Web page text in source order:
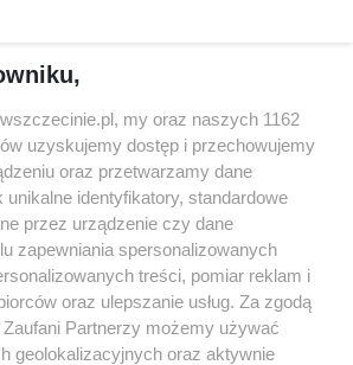
Specjalny koncert z okazji
20. urodzin portalu
wSzczecinie.pl
Regulamin konkursów
śniadaniówka "Hej
Szczecin! Jest piątek!"
my oraz naszych 1162
uzyskujemy dostęp i przechowujemy
oraz przetwarzamy dane
unikalne identyfikatory, standardowe
przez urządzenie czy dane
zapewniania spersonalizowanych
treści, pomiar reklam i
oraz ulepszanie usług. Za zgodą
Partnerzy możemy używać
geolokalizacyjnych oraz aktywnie